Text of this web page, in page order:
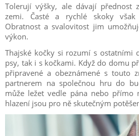
Tolerují výšky, ale dávají přednost
zemi. Časté a rychlé skoky
Obratnost a svalovitost jim
výkon.
Thajské kočky si rozumí s ostatními
psy, tak i s kočkami. Když do domu
připravené a obeznámené s touto
partnerem na společnou hru do
může ležet vedle pána nebo přímo
hlazení jsou pro ně skutečným